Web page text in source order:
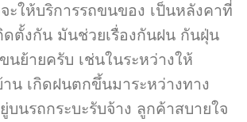
ะให้บริการรถขนของ เป็นหลังคาที่
ดตั้งกัน มันช่วยเรื่องกันฝน กันฝุ่น
นย้ายครับ เช่นในระหว่างให้
น เกิดฝนตกขึ้นมาระหว่างทาง
นรถกระบะรับจ้าง ลูกค้าสบายใจ